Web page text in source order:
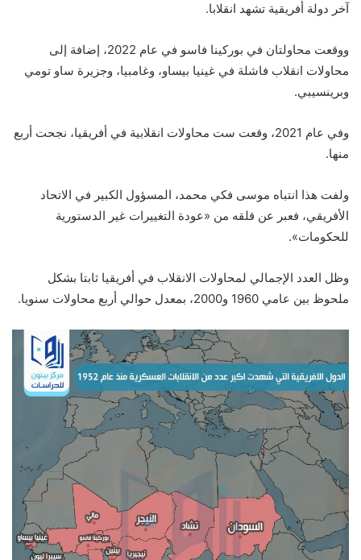
آخر دولة أفريقية تشهد انقلابا.
ووقعت محاولتان في بوركينا فاسو في عام 2022، إضافة إلى
محاولات انقلاب فاشلة في غينيا بيساو، وغامبيا، وجزيرة ساو تومي
وبرينسيبي.
وفي عام 2021، وقعت ست محاولات انقلابية في أفريقيا، نجحت أربع
منها.
ولفت هذا انتباه موسى فكي محمد، المسؤول الكبير في الاتحاد
الأفريقي، فعبر عن قلقه من «عودة التغييرات غير الدستورية
للحكومات».
وظل العدد الإجمالي لمحاولات الانقلاب في أفريقيا ثابتا بشكل
ملحوظ بين عامي 1960 و2000، بمعدل حوالي أربع محاولات سنويا.